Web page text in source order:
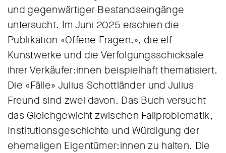
und gegenwärtiger Bestandseingänge
untersucht. Im Juni 2025 erschien die
Publikation «Offene Fragen.», die elf
Kunstwerke und die Verfolgungsschicksale
ihrer Verkäufer:innen beispielhaft thematisiert.
Die «Fälle» Julius Schottländer und Julius
Freund sind zwei davon. Das Buch versucht
das Gleichgewicht zwischen Fallproblematik,
Institutionsgeschichte und Würdigung der
ehemaligen Eigentümer:innen zu halten. Die